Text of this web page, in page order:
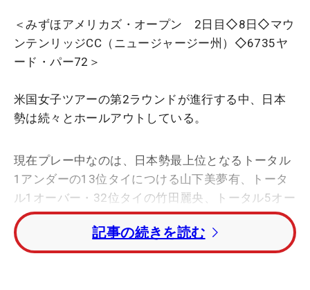
＜みずほアメリカズ・オープン 2日目◇8日◇マウ
ンテンリッジCC（ニュージャージー州）◇6735ヤ
ード・パー72＞
米国女子ツアーの第2ラウンドが進行する中、日本
勢は続々とホールアウトしている。
現在プレー中なのは、日本勢最上位となるトータル
1アンダーの13位タイにつける山下美夢有、トータ
ル1オーバー・32位タイの竹田麗央、トータル5オー
バーの60位タイにつける馬場咲希の3人。
西郷真央は連日の「72」、初日にホールインワンを
記事の続きを読む